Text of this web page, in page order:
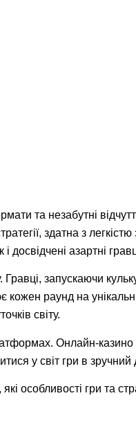
та незабутні
здатна з легкістю
азартні
запускаючи
раунд на
світу.
Онлайн-
у світ гри в зручний
особливості гри та